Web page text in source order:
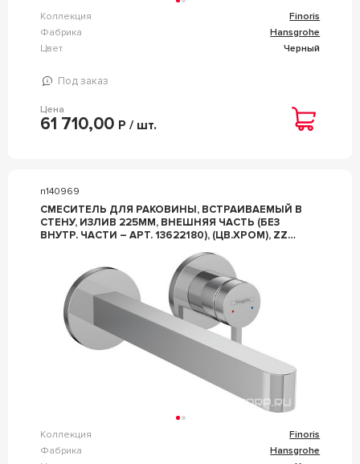
Коллекция
Finoris
Фабрика
Hansgrohe
Цвет
Черный
Под заказ
Цена
61 710,00 Р / шт.
n140969
СМЕСИТЕЛЬ ДЛЯ РАКОВИНЫ, ВСТРАИВАЕМЫЙ В
СТЕНУ, ИЗЛИВ 225ММ, ВНЕШНЯЯ ЧАСТЬ (БЕЗ
ВНУТР. ЧАСТИ – АРТ. 13622180), (ЦВ.ХРОМ), ZZ
Коллекция
Finoris
Фабрика
Hansgrohe